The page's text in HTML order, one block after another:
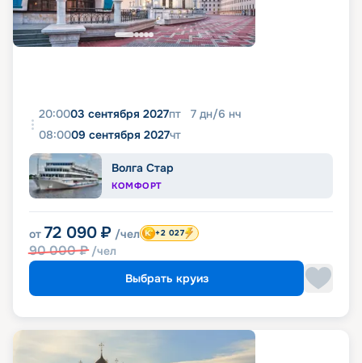
20:0003 сентября 2027пт 7 дн/6 нч
08:0009 сентября 2027чт
Волга Стар
КОМФОРТ
от 72 090 ₽ /чел
90 000₽ /чел
+2 027
Выбрать круиз